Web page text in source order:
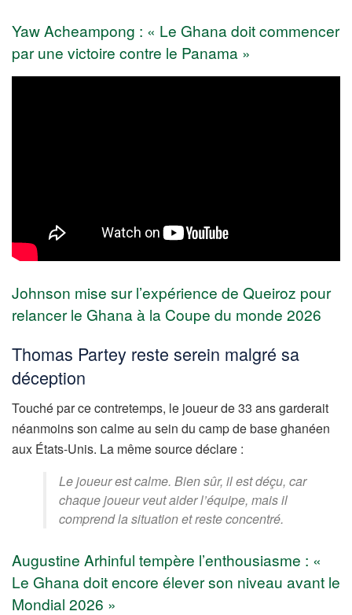
Yaw Acheampong : « Le Ghana doit commencer
par une victoire contre le Panama »
Johnson mise sur l’expérience de Queiroz pour
relancer le Ghana à la Coupe du monde 2026
Thomas Partey reste serein malgré sa
déception
Touché par ce contretemps, le joueur de 33 ans garderait
néanmoins son calme au sein du camp de base ghanéen
aux États-Unis. La même source déclare :
Le joueur est calme. Bien sûr, il est déçu, car
chaque joueur veut aider l’équipe, mais il
comprend la situation et reste concentré.
Augustine Arhinful tempère l’enthousiasme : «
Le Ghana doit encore élever son niveau avant le
Mondial 2026 »